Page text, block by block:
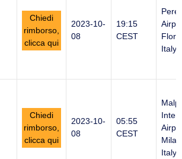
Chiedi
rimborso,
clicca qui
2023-10-
08
19:15
CEST
Italy
Chiedi
rimborso,
clicca qui
2023-10-
08
05:55
CEST
Italy